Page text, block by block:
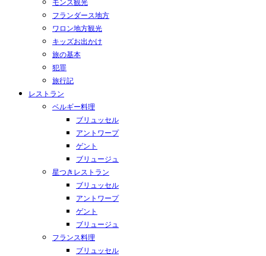
モンス観光
フランダース地方
ワロン地方観光
キッズお出かけ
旅の基本
犯罪
旅行記
レストラン
ベルギー料理
ブリュッセル
アントワープ
ゲント
ブリュージュ
星つきレストラン
ブリュッセル
アントワープ
ゲント
ブリュージュ
フランス料理
ブリュッセル